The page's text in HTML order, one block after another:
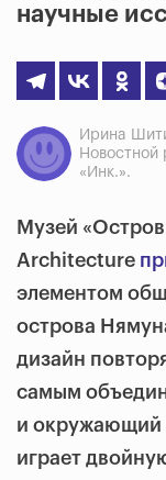
научные
Ирина
Новостной
«Инк.».
Музей «Остров
Architecture
элементом
острова
дизайн
самым
и окружающий
играет